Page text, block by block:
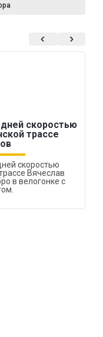
скоростью
трассе
скоростью
Вячеслав
в велогонке с